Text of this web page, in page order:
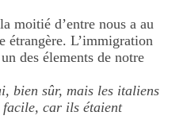
moitié d’entre nous a au
étrangère. L’immigration
des élements de notre
bien sûr, mais les italiens
facile, car ils étaient